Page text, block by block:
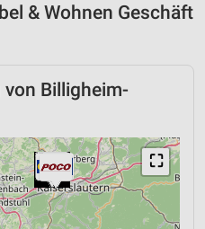
& Wohnen Geschäft
von Billigheim-
⛶